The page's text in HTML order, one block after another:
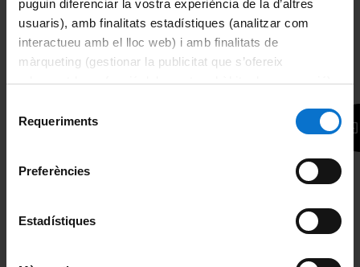
puguin diferenciar la vostra experiència de la d’altres
usuaris), amb finalitats estadístiques (analitzar com
interactueu amb el lloc web) i amb finalitats de
màrqueting (gestionar la publicitat que s’ofereix
adequant-la en funció dels vostres hàbits de navegació).
consultar laPolítica de galetes del lloc web de la
Requeriments
Preferències
Estadístiques
¿No has encontrado el idioma y/o el tipo de curso que
necesitas? Explícanoslo en el formularioMás información
haremos todo lo posible para ofrecértelo.
Francés
intensivo)
sénior principiantes